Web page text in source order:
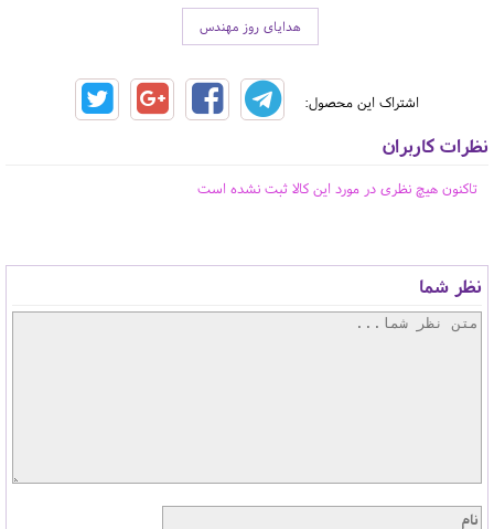
هدایای روز مهندس
اشتراک این محصول:
نظرات کاربران
تاکنون هیچ نظری در مورد این کالا ثبت نشده است
نظر شما